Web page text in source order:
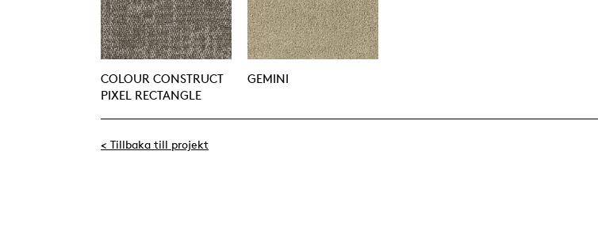
COLOUR CONSTRUCT
PIXEL RECTANGLE
GEMINI
< Tillbaka till projekt